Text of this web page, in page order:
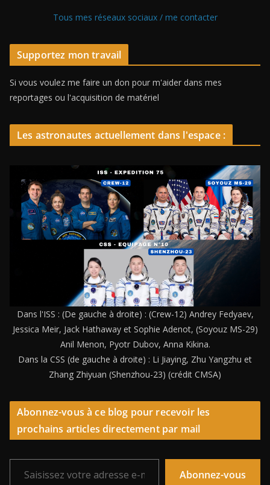
Tous mes réseaux sociaux / me contacter
Supportez mon travail
Si vous voulez me faire un don pour m'aider dans mes
reportages ou l'acquisition de matériel
Les astronautes actuellement dans l'espace :
Dans l'ISS : (De gauche à droite) : (Crew-12) Andrey Fedyaev,
Jessica Meir, Jack Hathaway et Sophie Adenot, (Soyouz MS-29)
Anil Menon, Pyotr Dubov, Anna Kikina.
Dans la CSS (de gauche à droite) : Li Jiaying, Zhu Yangzhu et
Zhang Zhiyuan (Shenzhou-23) (crédit CMSA)
Abonnez-vous à ce blog pour recevoir les
prochains articles directement par mail
Saisissez votre adresse e-mail…
Abonnez-vous